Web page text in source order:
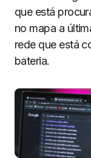
que está
no mapa a
rede que está
bateria.